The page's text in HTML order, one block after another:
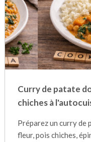
Curry de patate
chiches à
Préparez un curry de
fleur, pois chiches,